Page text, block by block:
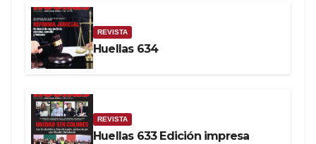
REVISTA
Huellas 634
REVISTA
Huellas 633 Edición impresa